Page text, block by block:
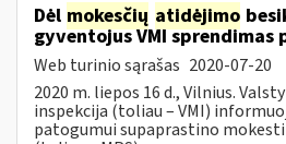
Dėl mokesčių atidėjimo
gyventojus VMI sprendimas
Web turinio sąrašas 2020-07-20
2020 m. liepos 16 d., Vilnius.
inspekcija (toliau – VMI)
patogumui supaprastino